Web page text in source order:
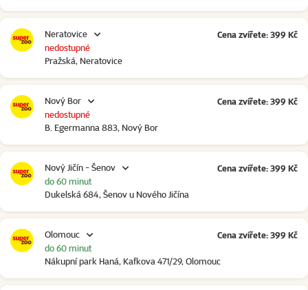
Neratovice
Pražská, Neratovice
nedostupné
Cena zvířete: 399 Kč
Nový Bor
B. Egermanna 883, Nový Bor
nedostupné
Cena zvířete: 399 Kč
Nový Jičín - Šenov
Dukelská 684, Šenov u Nového Jičína
do 60 minut
Cena zvířete: 399 Kč
Olomouc
Nákupní park Haná, Kafkova 471/29, Olomouc
do 60 minut
Cena zvířete: 399 Kč